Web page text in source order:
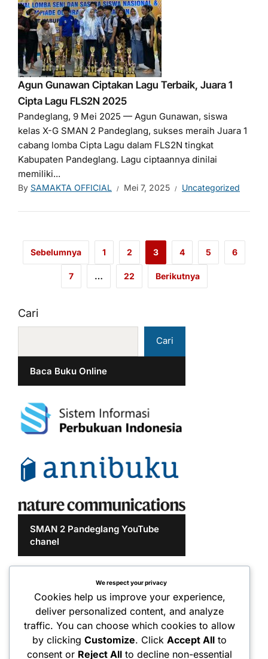
Agun Gunawan Ciptakan Lagu Terbaik, Juara 1
Cipta Lagu FLS2N 2025
Pandeglang, 9 Mei 2025 — Agun Gunawan, siswa
kelas X-G SMAN 2 Pandeglang, sukses meraih Juara 1
cabang lomba Cipta Lagu dalam FLS2N tingkat
Kabupaten Pandeglang. Lagu ciptaannya dinilai
memiliki...
By SAMAKTA OFFICIAL Mei 7, 2025 Uncategorized
Sebelumnya 1 2 3 4 5 6
7 … 22 Berikutnya
Cari
Cari
Baca Buku Online
SMAN 2 Pandeglang YouTube
chanel
We respect your privacy
Cookies help us improve your experience,
deliver personalized content, and analyze
traffic. You can choose which cookies to allow
by clickingCustomize. ClickAccept All to
consent or Reject All to decline non-essential